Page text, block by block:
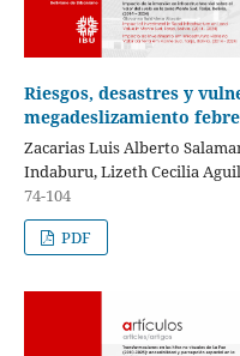
Riesgos, desastres y
megadeslizamiento
Zacarias Luis Alberto
Indaburu, Lizeth Cecilia
74-104
PDF